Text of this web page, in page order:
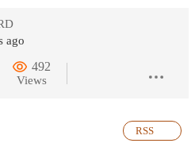
ago
492
Views
RSS